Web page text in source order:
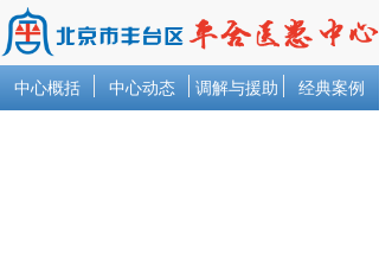
中心概括 中心动态 调解与援助 经典案例